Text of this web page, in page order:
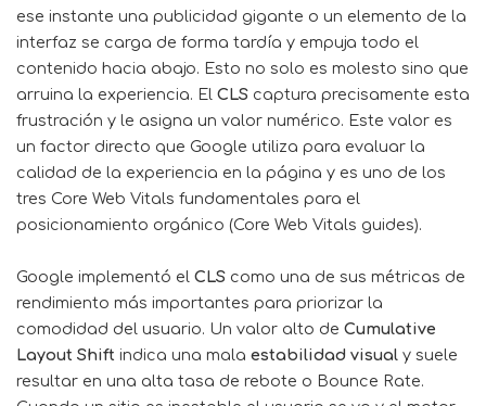
ese instante una publicidad gigante o un elemento de la
interfaz se carga de forma tardía y empuja todo el
contenido hacia abajo. Esto no solo es molesto sino que
arruina la experiencia. El CLS captura precisamente esta
frustración y le asigna un valor numérico. Este valor es
un factor directo que Google utiliza para evaluar la
calidad de la experiencia en la página y es uno de los
tres Core Web Vitals fundamentales para el
posicionamiento orgánico (Core Web Vitals guides).
Google implementó el CLS como una de sus métricas de
rendimiento más importantes para priorizar la
comodidad del usuario. Un valor alto de Cumulative
Layout Shift indica una mala estabilidad visual y suele
resultar en una alta tasa de rebote o Bounce Rate.